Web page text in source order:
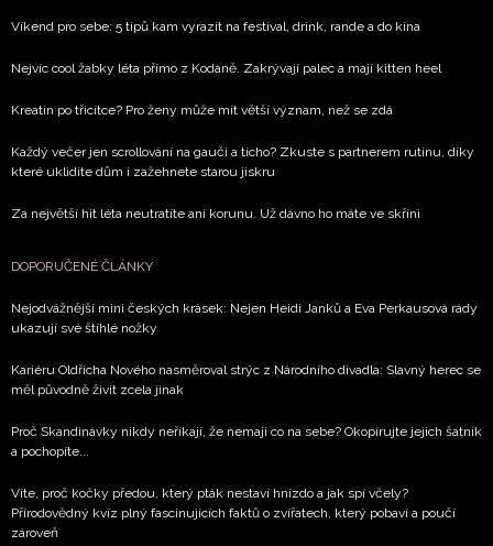
Víkend pro sebe: 5 tipů kam vyrazit na festival, drink, rande a do kina
Nejvíc cool žabky léta přímo z Kodaně. Zakrývají palec a mají kitten heel
Kreatin po třicítce? Pro ženy může mít větší význam, než se zdá
Každý večer jen scrollování na gauči a ticho? Zkuste s partnerem rutinu, díky
které uklidíte dům i zažehnete starou jiskru
Za největší hit léta neutratíte ani korunu. Už dávno ho máte ve skříni
DOPORUČENÉ ČLÁNKY
Nejodvážnější mini českých krásek: Nejen Heidi Janků a Eva Perkausová rády
ukazují své štíhlé nožky
Kariéru Oldřicha Nového nasměroval strýc z Národního divadla: Slavný herec se
měl původně živit zcela jinak
Proč Skandinávky nikdy neříkají, že nemají co na sebe? Okopírujte jejich šatník
a pochopíte...
Víte, proč kočky předou, který pták nestaví hnízdo a jak spí včely?
Přírodovědný kvíz plný fascinujících faktů o zvířatech, který pobaví a poučí
zároveň